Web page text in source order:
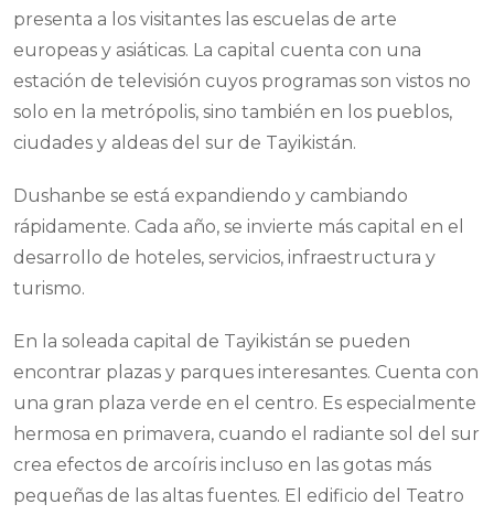
presenta a los visitantes las escuelas de arte
europeas y asiáticas. La capital cuenta con una
estación de televisión cuyos programas son vistos no
solo en la metrópolis, sino también en los pueblos,
ciudades y aldeas del sur de Tayikistán.
Dushanbe se está expandiendo y cambiando
rápidamente. Cada año, se invierte más capital en el
desarrollo de hoteles, servicios, infraestructura y
turismo.
En la soleada capital de Tayikistán se pueden
encontrar plazas y parques interesantes. Cuenta con
una gran plaza verde en el centro. Es especialmente
hermosa en primavera, cuando el radiante sol del sur
crea efectos de arcoíris incluso en las gotas más
pequeñas de las altas fuentes. El edificio del Teatro